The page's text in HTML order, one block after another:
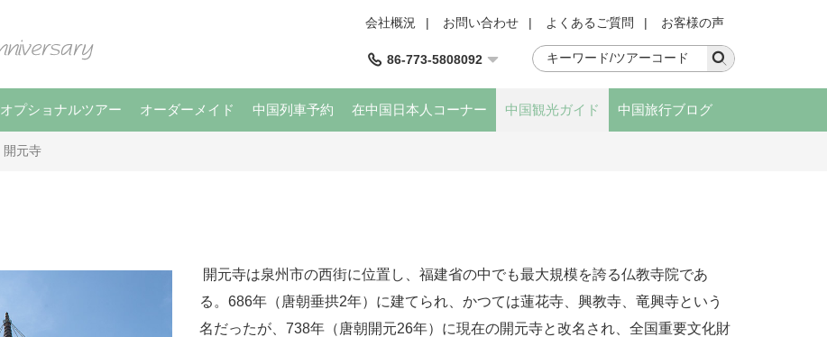
会社概況 | お問い合わせ | よくあるご質問 | お客様の声
86-773-5808092
オプショナルツアー オーダーメイド 中国列車予約 在中国日本人コーナー 中国観光ガイド 中国旅行ブログ
開元寺
開元寺は泉州市の西街に位置し、福建省の中でも最大規模を誇る仏教寺院であ
る。686年（唐朝垂拱2年）に建てられ、かつては蓮花寺、興教寺、竜興寺という
名だったが、738年（唐朝開元26年）に現在の開元寺と改名され、全国重要文化財